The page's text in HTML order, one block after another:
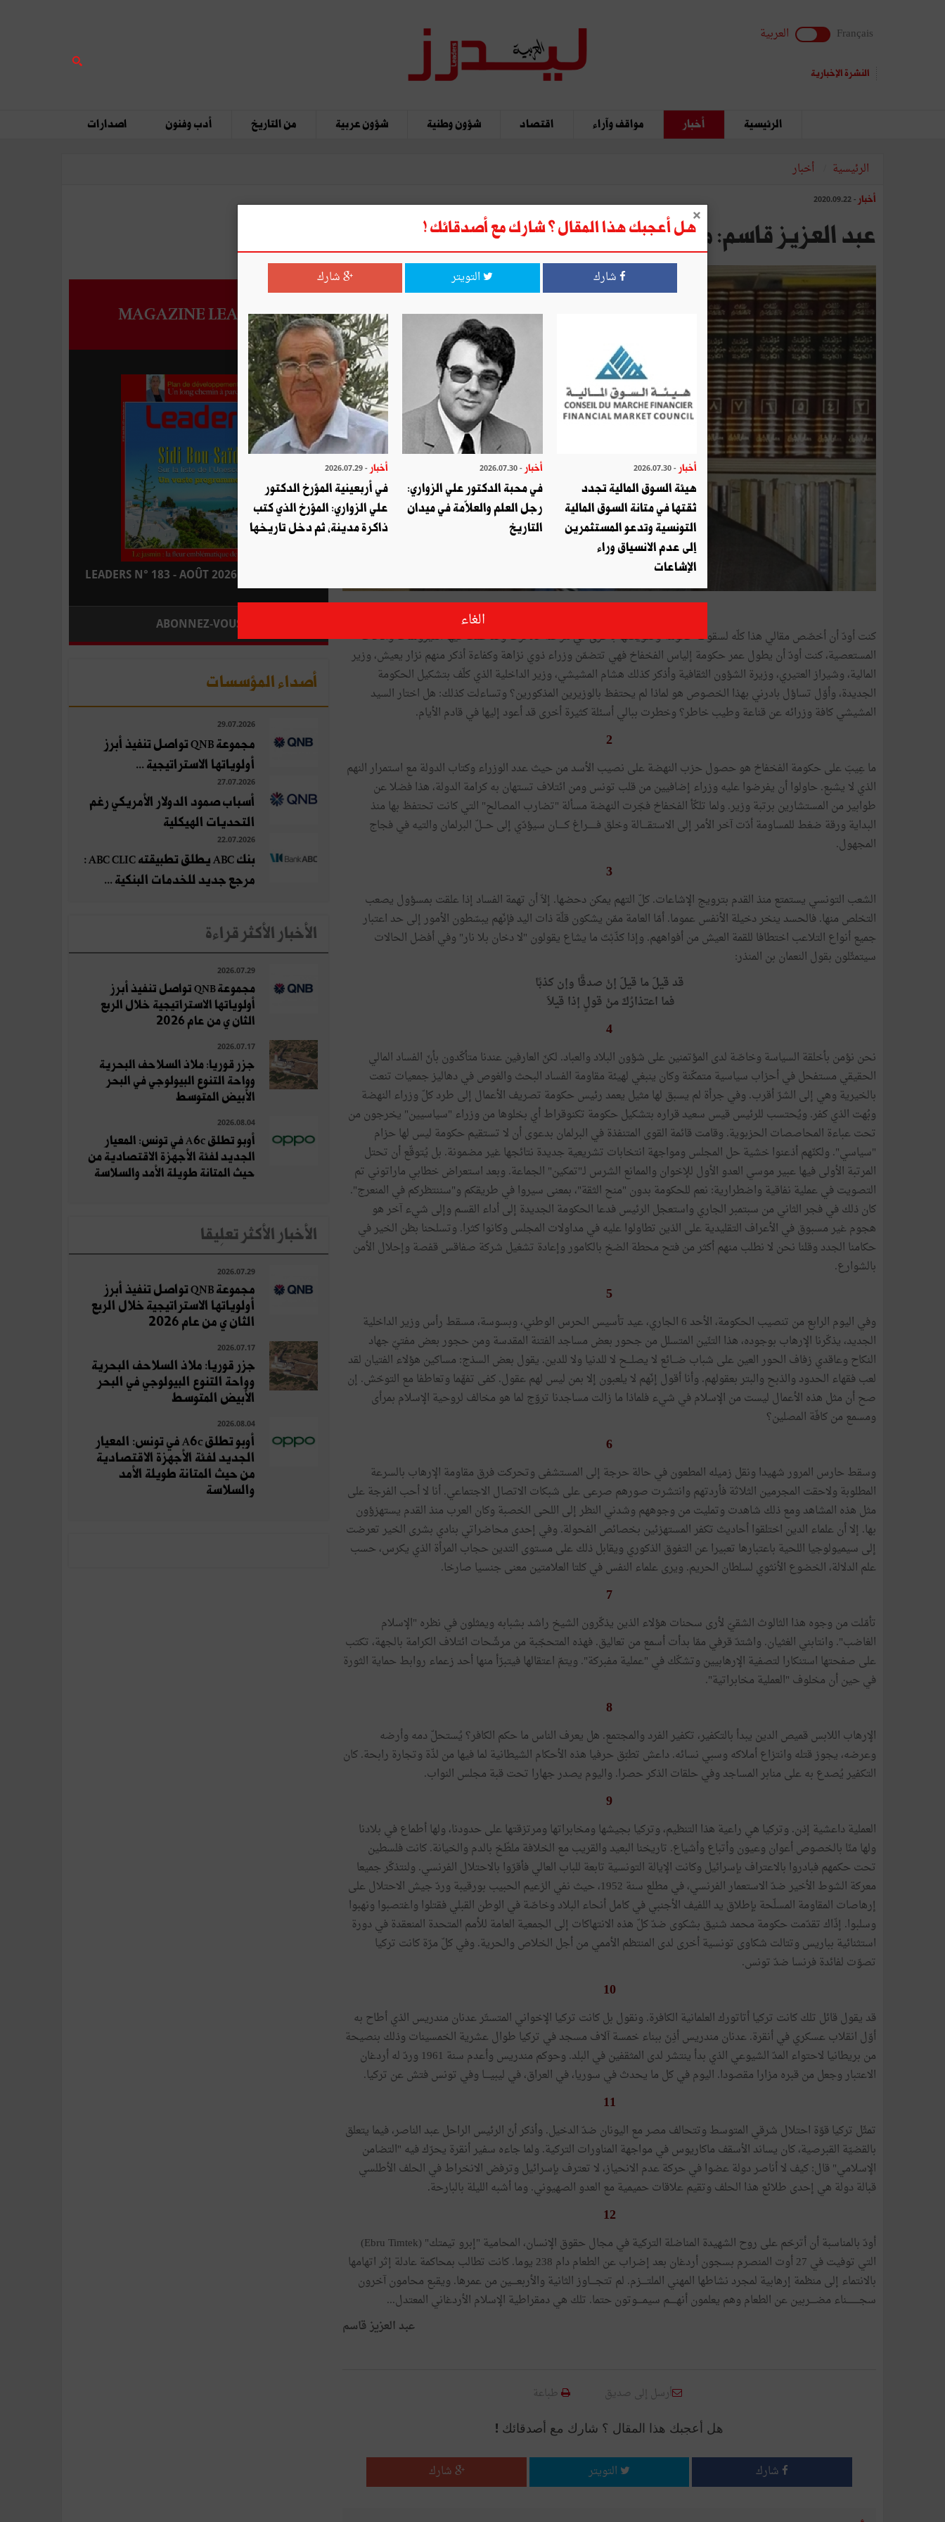
Français العربية
النشرة الإخبارية
الرئيسية أخبار مواقف وآراء اقتصاد شؤون وطنية شؤون عربية من التاريخ أدب وفنون اصدارات
الرئيسية أخبار
أخبار - 2020.09.22
عبد العزيز قاسم: ما أطول حبل الباطل!
1
كنت أودّ أن أخصّص مقالي هذا كلّه لسقوط حكومة وتعويضها بأخرى في مرحلة تكاثرت وتعاظمت فيها الفيروسات والآفات
المستعصية، كنت أودّ أن يطول عمر حكومة إلياس الفخفاخ فهي تتضمّن وزراء ذوي نزاهة وكفاءة أذكر منهم نزار يعيش، وزير
المالية، وشيراز العتيري، وزيرة الشؤون الثقافية وأذكر كذلك هشام المشيشي، وزير الداخلية الذي كلّف بتشكيل الحكومة
الجديدة، وأوّل تساؤل بادرني بهذا الخصوص هو لماذا لم يحتفظ بالوزيرين المذكورين؟ وتساءلت كذلك: هل اختار السيد
المشيشي كافة وزرائه عن قناعة وطيب خاطر؟ وخطرت ببالي أسئلة كثيرة أخرى قد أعود إليها في قادم الأيام.
2
ما عِيبَ على حكومة الفخفاخ هو حصول حزب النهضة على نصيب الأسد من حيث عدد الوزراء وكتاب الدولة مع استمرار النهم
الذي لا يشبع. حاولوا أن يفرضوا عليه وزراء إضافيين من قلب تونس ومن ائتلاف تستهان به كرامة الدولة، هذا فضلا عن
طوابير من المستشارين برتبة وزير. ولما تلكّأ الفخفاخ فجّرت النهضة مسألة "تضارب المصالح" التي كانت تحتفظ بها منذ
البداية ورقة ضغط للمساومة أدّت آخر الأمر إلى الاستقــــالة وخلق فــــــراغ كـــــان سيؤدّي إلى حـــلّ البرلمان والتيه في فجاج
المجهول.
3
الشعب التونسي يستمتع منذ القدم بترويج الإشاعات. كلّ التهم يمكن دحضها. إلاّ أن تهمة الفساد إذا علقت بمسؤول يصعب
التخلص منها. فالحسد ينخر دخيلة الأنفس عموما. أمّا العامة ممّن يشكون قلّة ذات اليد فإنّهم يبسّطون الأمور إلى حد اعتبار
جميع أنواع التلاعب اختطافا للقمة العيش من أفواههم. وإذا كذّبْتَ ما يشاع يقولون "لا دخان بلا نار" وفي أفضل الحالات
سيتمثّلون بقول النعمان بن المنذر:
قد قيلَ ما قيلَ إنْ صدقًا وإن كذبًا
فما اعتذارُكَ منْ قولٍ إذا قيلاَ
4
نحن نؤمن بأخلقة السياسة وخاصّة لدى المؤتمنين على شؤون البلاد والعباد. لكنّ العارفين عندنا متأكّدون بأنّ الفساد المالي
الحقيقي مستفحل في أحزاب سياسية متمكّنة وكان ينبغي لهيئة مقاومة الفساد البحث والغوص في دهاليز جمعيات تنعت
بالخيرية وهي إلى الشرّ أقرب. وفي جرأة لم يسبق لها مثيل يعمد رئيس حكومة تصريف الأعمال إلى طرد كلّ وزراء النهضة
وبُهت الذي كفر. ويُحتسب للرئيس قيس سعيد قراره بتشكيل حكومة تكنوقراط أي بخلوها من وزراء "سياسيين" يخرجون من
تحت عباءة المحاصصات الحزبوية. وقامت قائمة القوى المتنفذة في البرلمان بدعوى أن لا تستقيم حكومة ليس لها حزام
"سياسي". ولكنّهم أذعنوا خشية حل المجلس ومواجهة انتخابات تشريعية جديدة نتائجها غير مضمونة. بل يُتوقّع أن تحتل
المرتبة الأولى فيها عبير موسي العدو الأول للإخوان والممانع الشرس لـ"تمكين" الجماعة. وبعد استعراض خطابي ماراتوني تم
التصويت في عملية نفاقية واضطرارية: نعم للحكومة بدون "منح الثقة"، بمعنى سيروا في طريقكم و"سننتظركم في المنعرج".
كان ذلك في فجر الثاني من سبتمبر الجاري واستعجل الرئيس فدعا الحكومة الجديدة إلى أداء القسم وإلى شيء آخر هو
هجوم غير مسبوق في الأعراف التقليدية على الذين تطاولوا عليه في مداولات المجلس وكانوا كثرا. وتسلحنا بظن الخير في
حكامنا الجدد وقلنا نحن لا نطلب منهم أكثر من فتح محطة الضخ بالكامور وإعادة تشغيل شركة صفاقس قفصة وإحلال الأمن
بالشوارع.
5
وفي اليوم الرابع من تنصيب الحكومة، الأحد 6 الجاري، عيد تأسيس الحرس الوطني، وبسوسة، مسقط رأس وزير الداخلية
الجديد، يذكّرنا الإرهاب بوجوده، هذا التنّين المتسلل من جحور بعض مساجد الفتنة المقدسة ومن حجور بعض مفتيّ جهاد
النكاح وعاقدي زفاف الحور العين على شباب ضـــائع لا يصلـــح لا للدنيا ولا للدين. يقول بعض السذج: مساكين هؤلاء الفتيان لقد
لعب فقهاء الحدود والذبح والبتر بعقولهم. وأنا أقول إنّهم لا يلعبون إلا بمن ليس لهم عقول. كفى تفهّما وتعاطفا مع التوحّش. إن
صح أن مثل هذه الأعمال ليست من الإسلام في شيء فلماذا ما زالت مساجدنا تروّج لما هو مخالف لروحية الإسلام بمرأى
ومسمع من كافّة المصلين؟
6
وسقط حارس المرور شهيدا ونقل زميله المطعون في حالة حرجة إلى المستشفى وتحركت فرق مقاومة الإرهاب بالسرعة
المطلوبة ولاحقت المجرمين الثلاثة فأردتهم وانتشرت صورهم صرعى على شبكات الاتصال الاجتماعي. أنا لا أحب الفرجة على
مثل هذه المشاهد ومع ذلك شاهدت وتمليت من وجوههم وشدني النظر إلى اللحى الخصبة وكان العرب منذ القدم يستهزؤون
بها. إلا أن علماء الدين اختلقوا أحاديث تكفر المستهزئين بخصائص الفحولة. وفي إحدى محاضراتي بنادي بشرى الخير تعرضت
إلى سيميولوجيا اللحية باعتبارها تعبيرا عن التفوق الذكوري ويقابل ذلك على مستوى التدين حجاب المرأة الذي يكرس، حسب
علم الدلالة، الخضوع الأنثوي لسلطان الحريم. ويرى علماء النفس في كلتا العلامتين معنى جنسيا صارخا.
7
تأمّلت من وجوه هذا الثالوث الشقيّ لأرى سحنات هؤلاء الذين يذكّرون الشيخ راشد بشبابه ويمثلون في نظره "الإسلام
الغاضب". وانتابني الغثيان. واشتدّ قرفي ممّا بدأت أسمع من تعاليق. فهذه المتحجّبة من مرشّحات ائتلاف الكرامة بالجهة، تكتب
على صفحتها استنكارا لتصفية الإرهابيين وتشكّك في "عملية مفبركة". ويتمّ اعتقالها فيتبرّأ منها أحد زعماء روابط حماية الثورة
في حين أن مخلوف "العملية مخابراتية".
8
الإرهاب اللابس قميص الدين يبدأ بالتكفير، تكفير الفرد والمجتمع. هل يعرف الناس ما حكم الكافر؟ يُستحلّ دمه وأرضه
وعرضه، يجوز قتله وانتزاع أملاكه وسبي نسائه. داعش تطبّق حرفيا هذه الأحكام الشيطانية لما فيها من لذّة وتجارة رابحة. كان
التكفير يُصدع به على منابر المساجد وفي حلقات الذكر حصرا. واليوم يصدر جهارا تحت قبة مجلس النواب.
9
العملية داعشية إذن. وتركيا هي راعية هذا التنظيم، وتركيا بجيشها ومخابراتها ومرتزقتها على حدودنا، ولها أطماع في بلادنا
ولها منّا بالخصوص أعوان وعيون وأتباع وأشياع. تاريخنا البعيد والقريب مع الخلافة ملطّخ بالدم والخيانة. كانت فلسطين
تحت حكمهم فبادروا بالاعتراف بإسرائيل وكانت الإيالة التونسية تابعة للباب العالي فأقرّوا بالاحتلال الفرنسي. ولنتذكّر جميعا
معركة الشوط الأخير ضدّ الاستعمار الفرنسي، في مطلع سنة 1952، حيث نفي الزعيم الحبيب بورقيبة وردّ جيش الاحتلال على
إرهاصات المقاومة المسلّحة بإطلاق يد اللفيف الأجنبي في كامل أنحاء البلاد وخاصّة في الوطن القبلي فقتلوا واغتصبوا ونهبوا
وسلبوا. إذّاك تقدّمت حكومة محمد شنيق بشكوى ضدّ كلّ هذه الانتهاكات إلى الجمعية العامة للأمم المتحدة المنعقدة في دورة
استثنائية بباريس وتتالت شكاوى تونسية أخرى لدى المنتظم الأممي من أجل الخلاص والحرية. وفي كلّ مرّة كانت تركيا
تصوّت لفائدة فرنسا ضدّ تونس.
10
قد يقول قائل تلك كانت تركيا أتاتورك العلمانية الكافرة. ونقول بل كانت تركيا الإخواني المتستّر عدنان مندريس الذي أطاح به
أوّل انقلاب عسكري في أنقرة. عدنان مندريس أذِنَ ببناء خمسة آلاف مسجد في تركيا طوال عشرية الخمسينات وذلك بنصيحة
من بريطانيا لاحتواء المدّ الشيوعي الذي بدأ ينتشر لدى المثقفين في البلد. وحوكم مندريس وأعدم سنة 1961 وردّ له أردغان
الاعتبار وجعل من قبره مزارا مقصودا. اليوم في كل ما يحدث في سوريا، في العراق، في ليبيــــا وفي تونس فتش عن تركيا.
11
تمثّل تركيا قوّة احتلال شرقي المتوسط وتتحالف مصر مع اليونان ضدّ الدخيل. وأذكر أنّ الرئيس الراحل عبد الناصر، فيما يتعلق
بالقضيّة القبرصية، كان يساند الأسقف ماكاريوس في مواجهة المناورات التركية. ولما جاءه سفير أنقرة يحرّك فيه "التضامن
الإسلامي" قال: كيف لا أناصر دولة عضوا في حركة عدم الانحياز، لا تعترف بإسرائيل وترفض الانخراط في الحلف الأطلسي
قبالة دولة هي إحدى طلائع هذا الحلف وتقيم علاقات حميمية مع العدو الصهيوني. وما أشبه الليلة بالبارحة.
12
أودّ بالمناسبة أن أترحّم على روح الشهيدة المناضلة التركية في مجال حقوق الإنسان، المحامية "إبرو تيمتك" (Ebru Timtek)
التي توفيت في 27 أوت المنصرم بسجون أردغان بعد إضراب عن الطعام دام 238 يوما. كانت تطالب بمحاكمة عادلة إثر اتهامها
بالانتماء إلى منظمة إرهابية لمجرد نشاطها المهني الملتــــزم. لم تتجــــاوز الثانية والأربعــــين من عمرها. ويقبع محامون آخرون
سجـــــــــناء مضــــربين عن الطعام وهم يعلمون أنهـــــم سيمــــوتون حتما. تلك هي دمقراطية الإسلام الأردغاني المعتدل...
عبد العزيز قاسم
أرسل إلى صديق طباعة
هل أعجبك هذا المقال ؟ شارك مع أصدقائك !
شارك التويتر شارك
MAGAZINE LEADERS
LEADERS N° 183 - AOÛT 2026 : EN KIOSQUE
ABONNEZ-VOUS
أصداء المؤسسات
29.07.2026
مجموعة QNB تواصل تنفيذ أبرز
أولوياتها الاستراتيجية ...
27.07.2026
أسباب صمود الدولار الأمريكي رغم
التحديات الهيكلية
22.07.2026
بنك ABC يطلق تطبيقته ABC CLIC :
مرجع جديد للخدمات البنكية ...
الأخبار الأكثر قراءة
2026.07.29
مجموعة QNB تواصل تنفيذ أبرز
أولوياتها الاستراتيجية خلال الربع
الثان ي من عام 2026
2026.07.17
جزر قوريا: ملاذ السلاحف البحرية
وواحة التنوع البيولوجي في البحر
الأبيض المتوسط
2026.08.04
أوبو تطلق A6c في تونس: المعيار
الجديد لفئة الأجهزة الاقتصادية من
حيث المتانة طويلة الأمد والسلاسة
الأخبار الأكثر تعلِيقا
2026.07.29
مجموعة QNB تواصل تنفيذ أبرز
أولوياتها الاستراتيجية خلال الربع
الثان ي من عام 2026
2026.07.17
جزر قوريا: ملاذ السلاحف البحرية
وواحة التنوع البيولوجي في البحر
الأبيض المتوسط
2026.08.04
أوبو تطلق A6c في تونس: المعيار
الجديد لفئة الأجهزة الاقتصادية
من حيث المتانة طويلة الأمد
والسلاسة
هل أعجبك هذا المقال ؟ شارك مع أصدقائك !
شارك التويتر شارك
أخبار - 2026.07.30
هيئة السوق المالية تجدد
ثقتها في متانة السوق المالية
التونسية وتدعو المستثمرين
إلى عدم الانسياق وراء
الإشاعات
أخبار - 2026.07.30
في محبة الدكتور علي الزواري:
رجل العلم والعلاّمة في ميدان
التاريخ
أخبار - 2026.07.29
في أربعينية المؤرخ الدكتور
علي الزواري: المؤرخ الذي كتب
ذاكرة مدينة، ثم دخل تاريخها
الغاء